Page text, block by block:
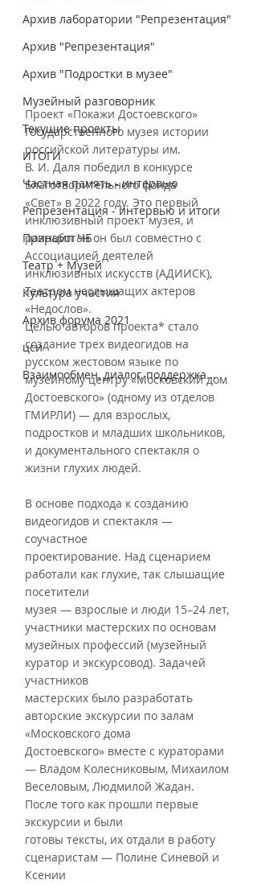
Архив лаборатории "Репрезентация"
Архив "Репрезентация"
Архив "Подростки в музее"
Музейный разговорник
Текущие проекты
ИТОГИ
Частная память - интервью
Репрезентация - интервью и итоги
Принцип ЧБ
Театр + Музей
Культура участия
Архив форума 2021
цси
Взаимообмен, диалог, поддержка...
Проект «Покажи Достоевского»
Государственного музея истории
российской литературы им.
В. И. Даля победил в конкурсе
Благотворительного фонда
«Свет» в 2022 году. Это первый
инклюзивный проект музея, и
разработан он был совместно с
Ассоциацией деятелей
инклюзивных искусств (АДИИСК),
Театром неслышащих актеров
«Недослов».
Целью авторов проекта* стало
создание трех видеогидов на
русском жестовом языке по
музейному центру «Московский дом
Достоевского» (одному из отделов
ГМИРЛИ) — для взрослых,
подростков и младших школьников,
и документального спектакля о
жизни глухих людей.
В основе подхода к созданию
видеогидов и спектакля —
соучастное
проектирование. Над сценарием
работали как глухие, так слышащие
посетители
музея — взрослые и люди 15–24 лет,
участники мастерских по основам
музейных профессий (музейный
куратор и экскурсовод). Задачей
участников
мастерских было разработать
авторские экскурсии по залам
«Московского дома
Достоевского» вместе с кураторами
— Владом Колесниковым, Михаилом
Веселовым, Людмилой Жадан.
После того как прошли первые
экскурсии и были
готовы тексты, их отдали в работу
сценаристам — Полине Синевой и
Ксении